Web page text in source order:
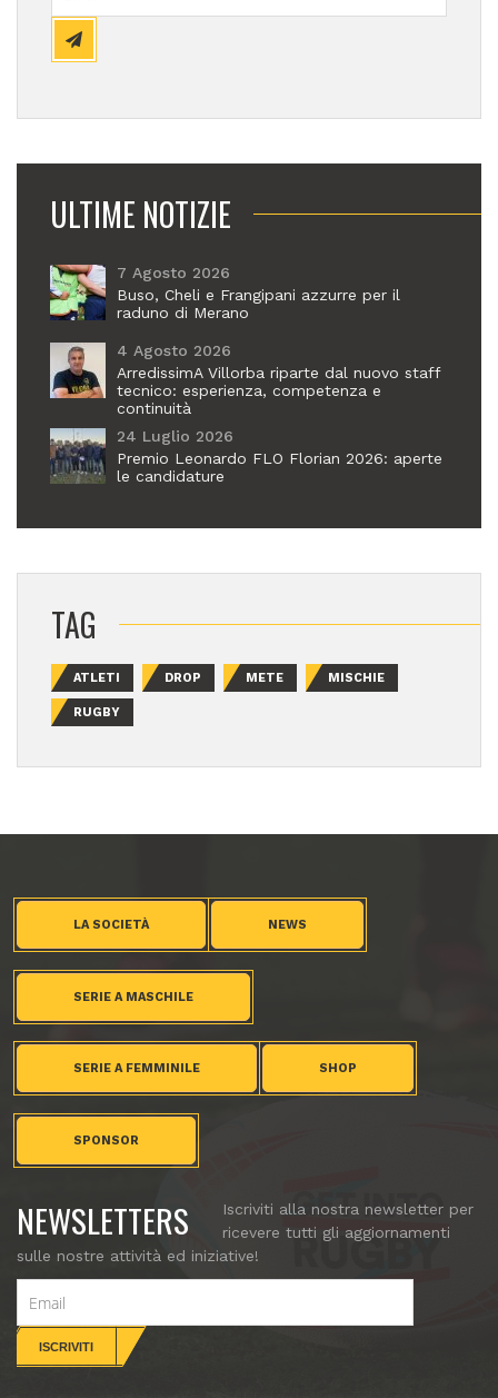
ULTIME NOTIZIE
7 Agosto 2026
Buso, Cheli e Frangipani azzurre per il
raduno di Merano
4 Agosto 2026
ArredissimA Villorba riparte dal nuovo staff
tecnico: esperienza, competenza e
continuità
24 Luglio 2026
Premio Leonardo FLO Florian 2026: aperte
le candidature
TAG
ATLETI DROP METE MISCHIE
RUGBY
LA SOCIETÀ NEWS
SERIE A MASCHILE
SERIE A FEMMINILE SHOP
SPONSOR
NEWSLETTERS
Iscriviti alla nostra newsletter per
ricevere tutti gli aggiornamenti
sulle nostre attività ed iniziative!